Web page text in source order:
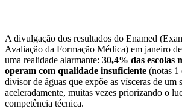
A divulgação dos resultados do Enamed
Avaliação da Formação Médica) em janeiro
uma realidade alarmante: 30,4% das escolas
operam com qualidade insuficiente (notas 1
divisor de águas que expõe as vísceras de um
aceleradamente, muitas vezes priorizando o
competência técnica.